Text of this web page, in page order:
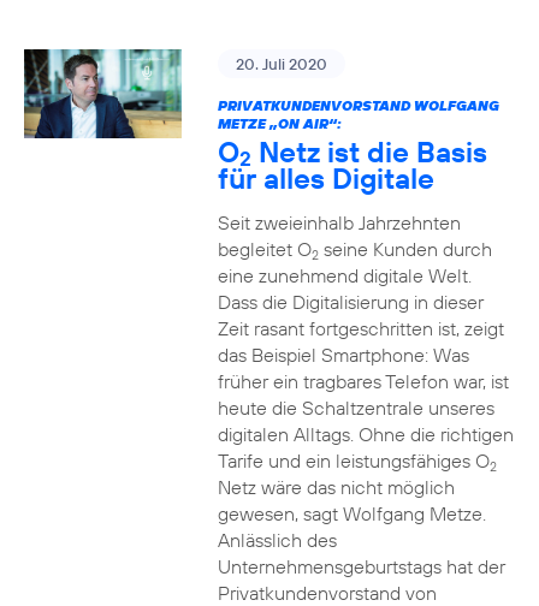
20. Juli 2020
PRIVATKUNDENVORSTAND WOLFGANG
METZE „ON AIR“:
O2 Netz ist die Basis
für alles Digitale
Seit zweieinhalb Jahrzehnten
begleitet O2seine Kunden durch
eine zunehmend digitale Welt.
Dass die Digitalisierung in dieser
Zeit rasant fortgeschritten ist, zeigt
das Beispiel Smartphone: Was
früher ein tragbares Telefon war, ist
heute die Schaltzentrale unseres
digitalen Alltags. Ohne die richtigen
Tarife und ein leistungsfähiges O2
Netz wäre das nicht möglich
gewesen, sagt Wolfgang Metze.
Anlässlich des
Unternehmensgeburtstags hat der
Privatkundenvorstand von